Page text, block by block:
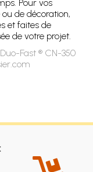
Pour vos
de décoration,
et faites de
de votre projet.
Fast ® CN-350